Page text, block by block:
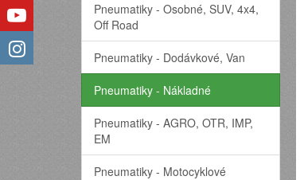
Pneumatiky - Osobné, SUV, 4x4,
Off Road
Pneumatiky - Dodávkové, Van
Pneumatiky - Nákladné
Pneumatiky - AGRO, OTR, IMP,
EM
Pneumatiky - Motocyklové